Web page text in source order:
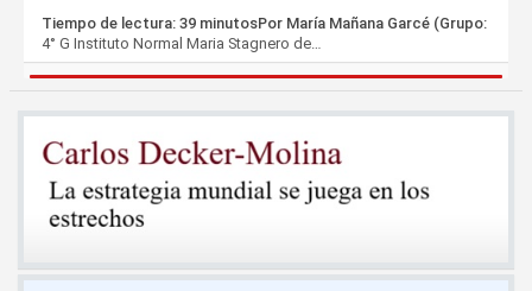
Tiempo de lectura: 39 minutosPor María Mañana Garcé (Grupo:
4° G Instituto Normal Maria Stagnero de…